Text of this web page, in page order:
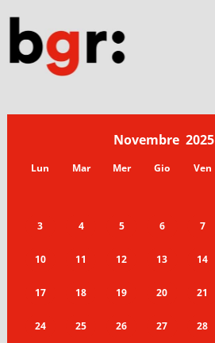
Novembre 2025
Lun Mar Mer Gio Ven
3 4 5 6 7
10 11 12 13 14
17 18 19 20 21
24 25 26 27 28